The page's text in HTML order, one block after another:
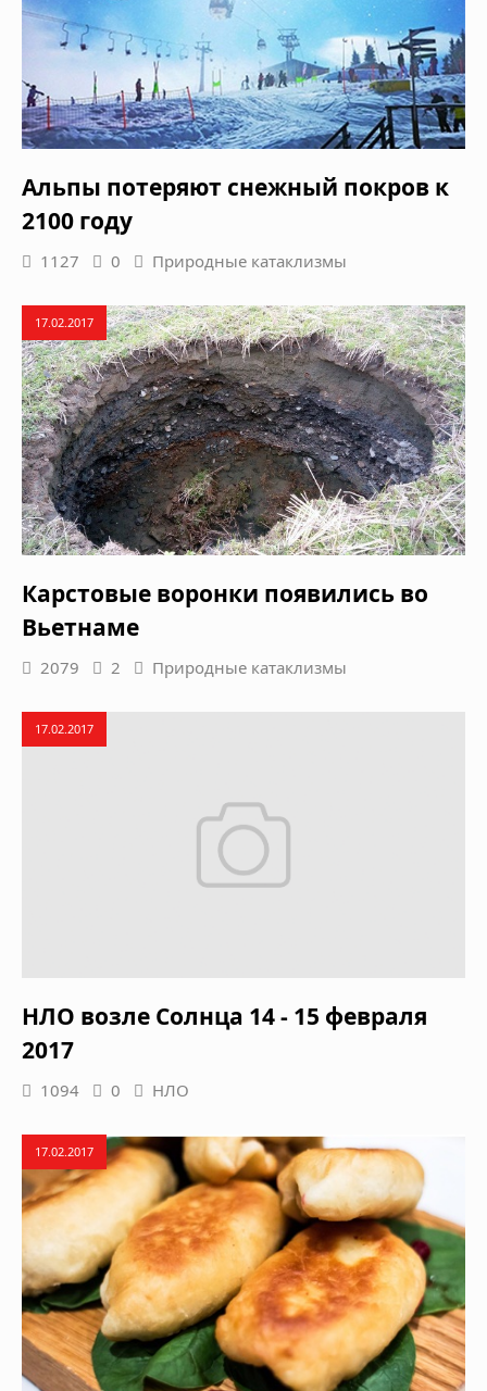
Альпы потеряют снежный покров к
2100 году
1127 0 Природные катаклизмы
17.02.2017
Карстовые воронки появились во
Вьетнаме
2079 2 Природные катаклизмы
17.02.2017
НЛО возле Солнца 14 - 15 февраля
2017
1094 0 НЛО
17.02.2017